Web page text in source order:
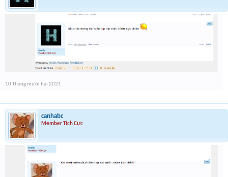
10 Tháng mười hai 2021
canhabc
Member Tích Cực